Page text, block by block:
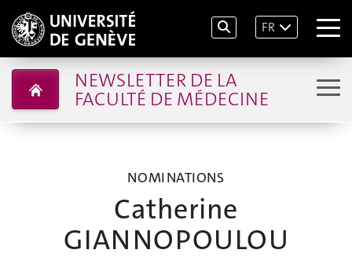
FR
NEWSLETTER DE LA
FACULTÉ DE MÉDECINE
NOMINATIONS
Catherine
GIANNOPOULOU